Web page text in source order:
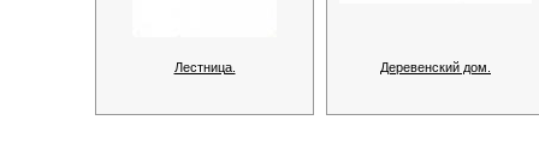
Лестница. Деревенский дом.